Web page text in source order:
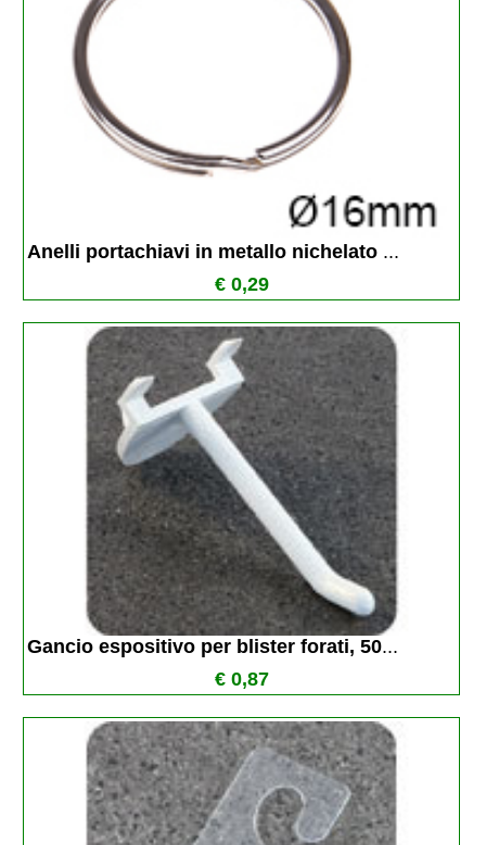
Anelli portachiavi in metallo nichelato ...
€ 0,29
Gancio espositivo per blister forati, 50...
€ 0,87